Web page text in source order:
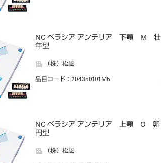
NC ベラシア アンテリア 下顎 M 壮
年型
（株）松風
品目コード ：204350101M5
NC ベラシア アンテリア 上顎 O 卵
円型
（株）松風